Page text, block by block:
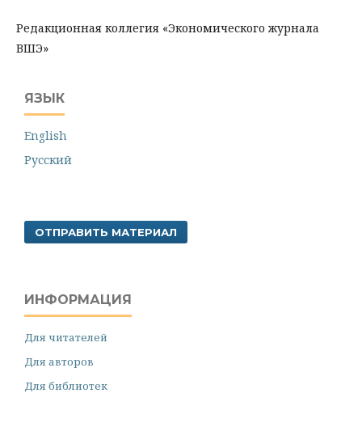
Редакционная коллегия «Экономического журнала
ВШЭ»
ЯЗЫК
English
Русский
ОТПРАВИТЬ МАТЕРИАЛ
ИНФОРМАЦИЯ
Для читателей
Для авторов
Для библиотек